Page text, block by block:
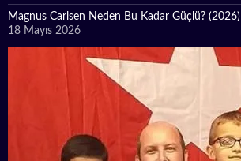
Magnus Carlsen Neden Bu Kadar Güçlü? (2026)
18 Mayıs 2026